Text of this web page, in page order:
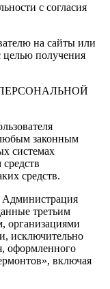
с согласия
на сайты или
целью получения
любым законным
системах
средств.
Администрация
третьим
организациями
исключительно
оформленного
включая